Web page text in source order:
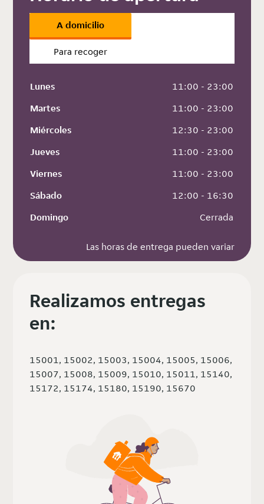
A domicilio
Para recoger
Lunes
11:00 - 23:00
Martes
11:00 - 23:00
Miércoles
12:30 - 23:00
Jueves
11:00 - 23:00
Viernes
11:00 - 23:00
Sábado
12:00 - 16:30
Domingo
Cerrada
Las horas de entrega pueden variar
Realizamos entregas
en:
15001, 15002, 15003, 15004, 15005, 15006,
15007, 15008, 15009, 15010, 15011, 15140,
15172, 15174, 15180, 15190, 15670